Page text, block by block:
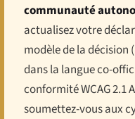
communauté
actualisez votre
modèle de la décision
dans la langue co-
conformité WCAG 2.1
soumettez-vous aux